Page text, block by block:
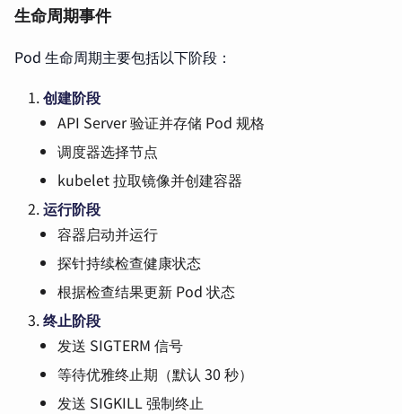
生命周期事件
Pod 生命周期主要包括以下阶段：
创建阶段
API Server 验证并存储 Pod 规格
调度器选择节点
kubelet 拉取镜像并创建容器
运行阶段
容器启动并运行
探针持续检查健康状态
根据检查结果更新 Pod 状态
终止阶段
发送 SIGTERM 信号
等待优雅终止期（默认 30 秒）
发送 SIGKILL 强制终止